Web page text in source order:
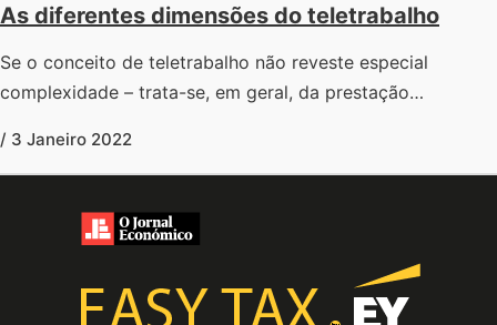
As diferentes dimensões do teletrabalho
Se o conceito de teletrabalho não reveste especial
complexidade – trata-se, em geral, da prestação…
/ 3 Janeiro 2022